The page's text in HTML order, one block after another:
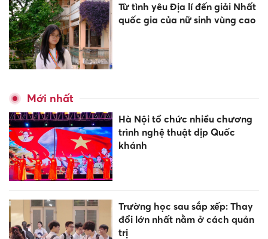
Từ tình yêu Địa lí đến giải Nhất
quốc gia của nữ sinh vùng cao
Mới nhất
Hà Nội tổ chức nhiều chương
trình nghệ thuật dịp Quốc
khánh
Trường học sau sắp xếp: Thay
đổi lớn nhất nằm ở cách quản
trị